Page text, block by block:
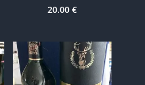
20.00 €